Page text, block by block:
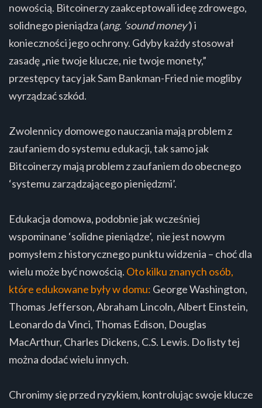
nowością. Bitcoinerzy zaakceptowali ideę zdrowego,
solidnego pieniądza (ang. ‘sound money’) i
konieczności jego ochrony. Gdyby każdy stosował
zasadę „nie twoje klucze, nie twoje monety,”
przestępcy tacy jak Sam Bankman-Fried nie mogliby
wyrządzać szkód.
Zwolennicy domowego nauczania mają problem z
zaufaniem do systemu edukacji, tak samo jak
Bitcoinerzy mają problem z zaufaniem do obecnego
‘systemu zarządzającego pieniędzmi’.
Edukacja domowa, podobnie jak wcześniej
wspominane ‘solidne pieniądze’, nie jest nowym
pomysłem z historycznego punktu widzenia – choć dla
wielu może być nowością. Oto kilku znanych osób,
które edukowane były w domu: George Washington,
Thomas Jefferson, Abraham Lincoln, Albert Einstein,
Leonardo da Vinci, Thomas Edison, Douglas
MacArthur, Charles Dickens, C.S. Lewis. Do listy tej
można dodać wielu innych.
Chronimy się przed ryzykiem, kontrolując swoje klucze